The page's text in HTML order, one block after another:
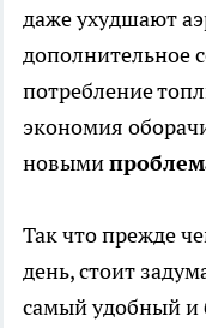
даже ухудшают
дополнительное
потребление
экономия
новыми
Так что прежде
день, стоит
самый удобный и